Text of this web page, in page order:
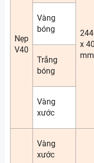
Nẹp
V40
x
mm
Vàng
bóng
Trắng
bóng
Vàng
xước
Vàng
xước